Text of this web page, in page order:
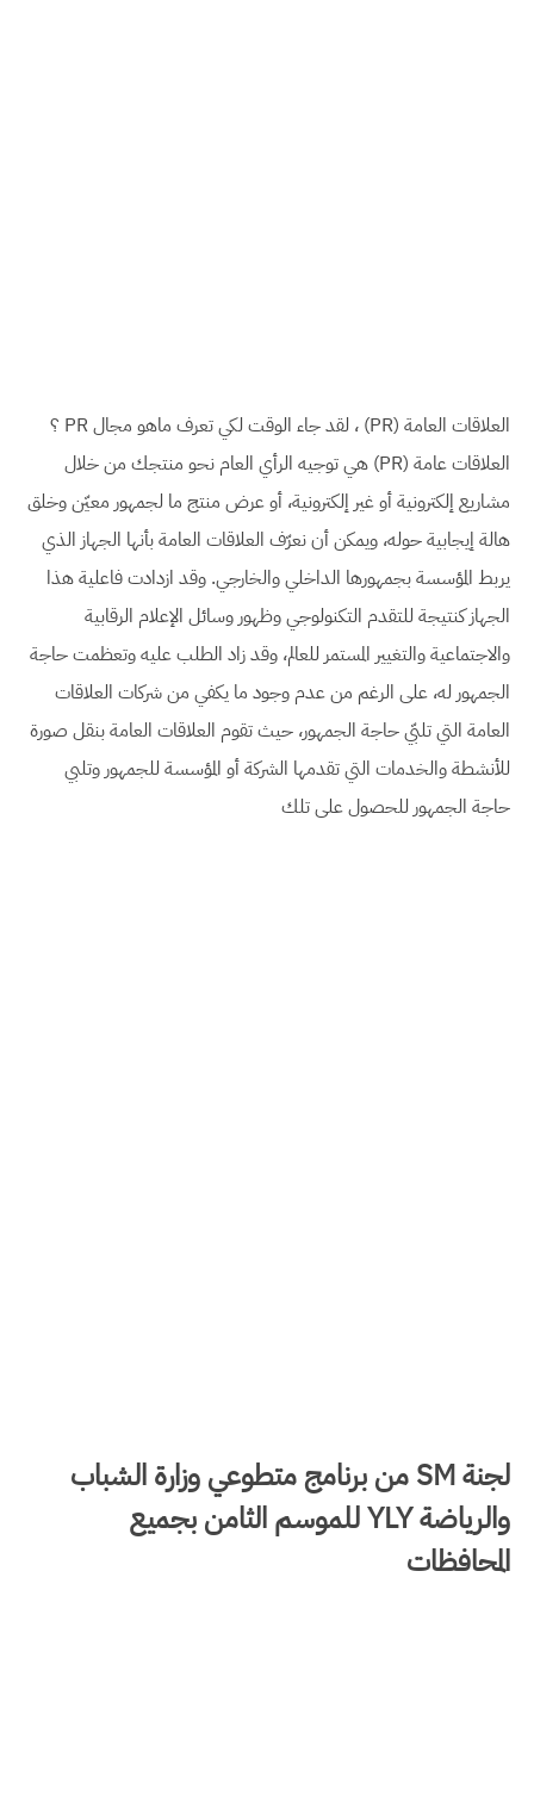
العلاقات العامة (PR) ، لقد جاء الوقت لكي تعرف ماهو مجال PR ؟
العلاقات عامة (PR) هي توجيه الرأي العام نحو منتجك من خلال
مشاريع إلكترونية أو غير إلكترونية، أو عرض منتج ما لجمهور معيّن وخلق
هالة إيجابية حوله، ويمكن أن نعرّف العلاقات العامة بأنها الجهاز الذي
يربط المؤسسة بجمهورها الداخلي والخارجي. وقد ازدادت فاعلية هذا
الجهاز كنتيجة للتقدم التكنولوجي وظهور وسائل الإعلام الرقابية
والاجتماعية والتغيير المستمر للعالم، وقد زاد الطلب عليه وتعظمت حاجة
الجمهور له، على الرغم من عدم وجود ما يكفي من شركات العلاقات
العامة التي تلبّي حاجة الجمهور، حيث تقوم العلاقات العامة بنقل صورة
للأنشطة والخدمات التي تقدمها الشركة أو المؤسسة للجمهور وتلبي
حاجة الجمهور للحصول على تلك
لجنة SM من برنامج متطوعي وزارة الشباب
والرياضة YLY للموسم الثامن بجميع
المحافظات